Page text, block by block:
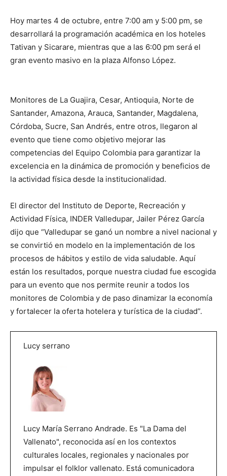
Hoy martes 4 de octubre, entre 7:00 am y 5:00 pm, se
desarrollará la programación académica en los hoteles
Tativan y Sicarare, mientras que a las 6:00 pm será el
gran evento masivo en la plaza Alfonso López.
Monitores de La Guajira, Cesar, Antioquia, Norte de
Santander, Amazona, Arauca, Santander, Magdalena,
Córdoba, Sucre, San Andrés, entre otros, llegaron al
evento que tiene como objetivo mejorar las
competencias del Equipo Colombia para garantizar la
excelencia en la dinámica de promoción y beneficios de
la actividad física desde la institucionalidad.
El director del Instituto de Deporte, Recreación y
Actividad Física, INDER Valledupar, Jailer Pérez García
dijo que “Valledupar se ganó un nombre a nivel nacional y
se convirtió en modelo en la implementación de los
procesos de hábitos y estilo de vida saludable. Aquí
están los resultados, porque nuestra ciudad fue escogida
para un evento que nos permite reunir a todos los
monitores de Colombia y de paso dinamizar la economía
y fortalecer la oferta hotelera y turística de la ciudad”.
Lucy serrano
Lucy María Serrano Andrade. Es "La Dama del
Vallenato", reconocida así en los contextos
culturales locales, regionales y nacionales por
impulsar el folklor vallenato. Está comunicadora